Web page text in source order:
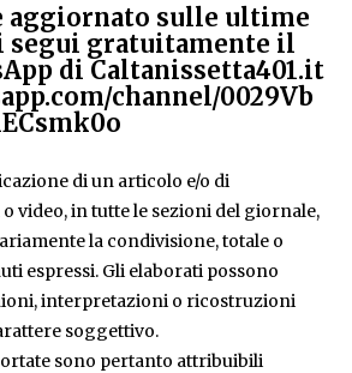
aggiornato sulle ultime
segui gratuitamente il
di Caltanissetta401.it
channel/0029Vb
di un articolo e/o di
video, in tutte le sezioni del giornale,
la condivisione, totale o
espressi. Gli elaborati possono
interpretazioni o ricostruzioni
soggettivo.
sono pertanto attribuibili